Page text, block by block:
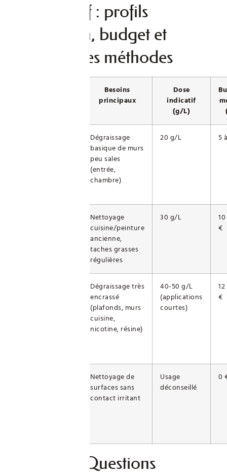
Comparatif : profils
d’utilisation, budget et
efficacité des méthodes
Besoins
principaux
Dose
indicatif
(g/L)
Dégraissage
basique de murs
peu sales
(entrée,
chambre)
20 g/L 5
Nettoyage
cuisine/peinture
ancienne,
taches grasses
régulières
30 g/L
10
€
Dégraissage très
encrassé
(plafonds, murs
cuisine,
nicotine, résine)
40-50 g/L
(applications
courtes)
€
Nettoyage de
surfaces sans
contact irritant
Usage
déconseillé
0
Foire Aux Questions